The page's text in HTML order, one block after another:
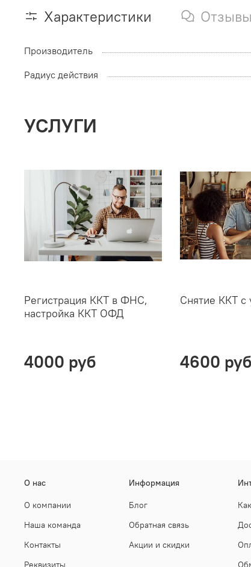
Характеристики Отзывы
Производитель
Радиус действия
УСЛУГИ
Регистрация ККТ в ФНС,
настройка ККТ ОФД
4000 руб
Снятие ККТ
4600 руб
О нас
О компании
Наша команда
Контакты
Реквизиты
Информация
Блог
Обратная связь
Акции и скидки